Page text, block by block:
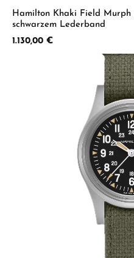
Hamilton Khaki Field Murph
schwarzem Lederband
Regulärer Preis:
1.130,00 €